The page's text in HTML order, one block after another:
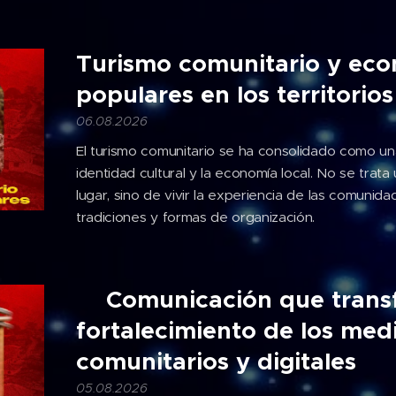
Turismo comunitario y
populares en los territorios
06.08.2026
El turismo comunitario se ha consolidado como
identidad cultural y la economía local. No se
lugar, sino de vivir la experiencia de las
tradiciones y formas de organización.
🎙️Comunicación que
fortalecimiento de los
comunitarios y digitales
05.08.2026